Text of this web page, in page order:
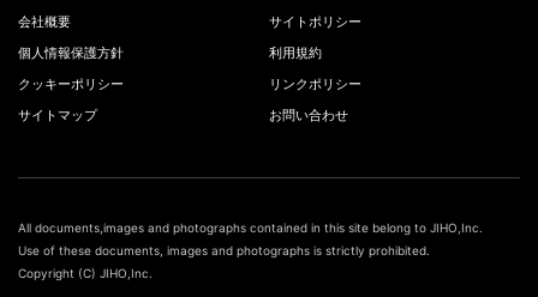
会社概要
サイトポリシー
個人情報保護方針
利用規約
クッキーポリシー
リンクポリシー
サイトマップ
お問い合わせ
All documents,images and photographs contained in this site belong to JIHO,Inc.
Use of these documents, images and photographs is strictly prohibited.
Copyright (C) JIHO,Inc.